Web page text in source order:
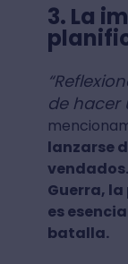
3. La
de hacer
lanzarse
Guerra,
es
batalla.